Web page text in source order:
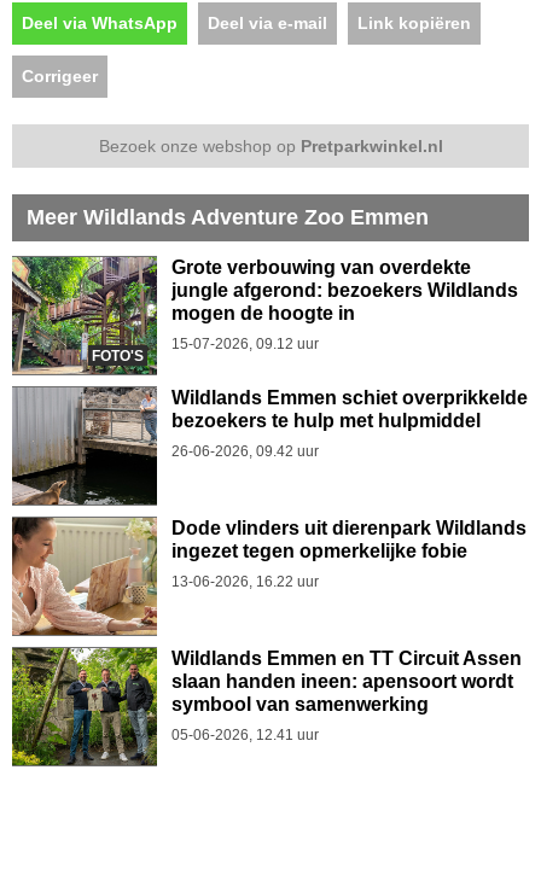
Deel via WhatsApp Deel via e-mail Link kopiëren
Corrigeer
Bezoek onze webshop op Pretparkwinkel.nl
Meer Wildlands Adventure Zoo Emmen
FOTO'S
Grote verbouwing van overdekte
jungle afgerond: bezoekers Wildlands
mogen de hoogte in
15-07-2026, 09.12 uur
Wildlands Emmen schiet overprikkelde
bezoekers te hulp met hulpmiddel
26-06-2026, 09.42 uur
Dode vlinders uit dierenpark Wildlands
ingezet tegen opmerkelijke fobie
13-06-2026, 16.22 uur
Wildlands Emmen en TT Circuit Assen
slaan handen ineen: apensoort wordt
symbool van samenwerking
05-06-2026, 12.41 uur